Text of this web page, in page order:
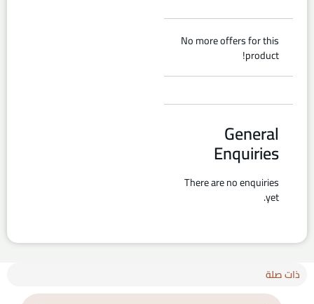
No more offers for this
product!
General
Enquiries
There are no enquiries
yet.
ذات صلة